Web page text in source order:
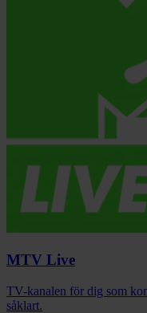
MTV Live
TV-kanalen för dig som
såklart.